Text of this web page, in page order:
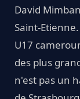
David
Saint-
U17
des plus
n'est pas un